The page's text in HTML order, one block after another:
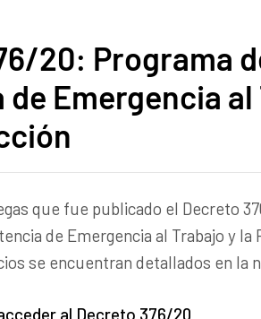
20: Programa
Emergencia al
que fue publicado el Decreto
de Emergencia al Trabajo y la
se encuentran detallados en la
al Decreto 376/20